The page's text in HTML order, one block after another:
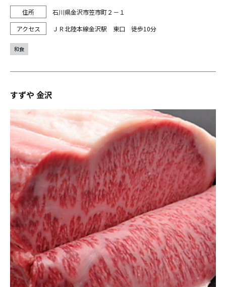
石川県金沢市笠市町２－１
ＪＲ北陸本線金沢駅 東口 徒歩10分
和食
すずや 金沢